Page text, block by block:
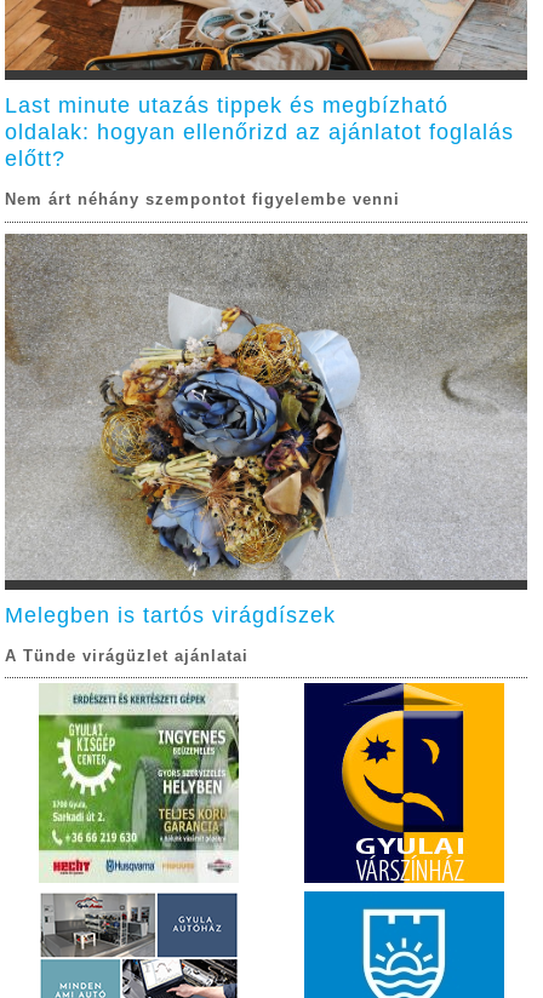
Last minute utazás tippek és megbízható
oldalak: hogyan ellenőrizd az ajánlatot foglalás
előtt?
Nem árt néhány szempontot figyelembe venni
Melegben is tartós virágdíszek
A Tünde virágüzlet ajánlatai